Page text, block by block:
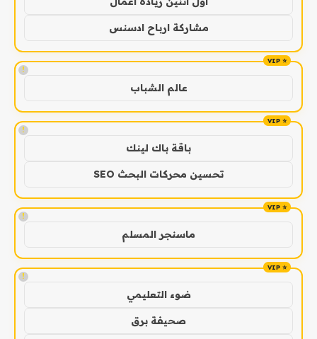
مشاركة ارباح ادسنس
!
عالم الشباب
!
باقة باك لينك
تحسين محركات البحث SEO
!
ماسنجر المسلم
!
ضوء التعليمي
صحيفة برق